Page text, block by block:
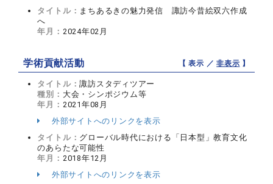
タイトル： まちあるきの魅力発信 諏訪今昔絵双六作成
へ
年月： 2024年02月
学術貢献活動 【 表示 ／非表示 】
タイトル：諏訪スタディツアー
種別： 大会・シンポジウム等
年月： 2021年08月
外部サイトへのリンクを表示
タイトル： グローバル時代における「日本型」教育文化
のあらたな可能性
年月： 2018年12月
外部サイトへのリンクを表示